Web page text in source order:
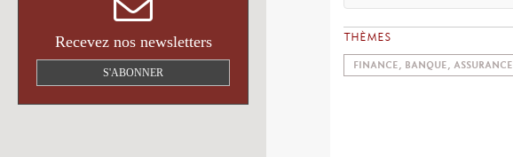
Recevez nos newsletters
S'ABONNER
THÈMES
FINANCE, BANQUE, ASSURANCE